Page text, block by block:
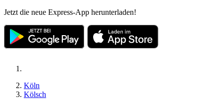
Jetzt die neue Express-App herunterladen!
Köln
Kölsch